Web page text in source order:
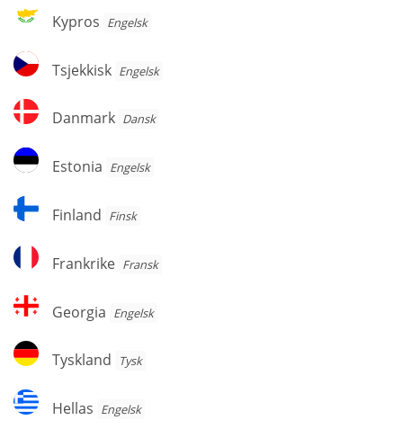
Kypros
Kypros Engelsk
Tsjekkisk
Tsjekkisk Engelsk
Danmark
Danmark Dansk
Estonia
Estonia Engelsk
Finland
Finland Finsk
Frankrike
Frankrike Fransk
Georgia
Georgia Engelsk
Tyskland
Tyskland Tysk
Hellas
Hellas Engelsk